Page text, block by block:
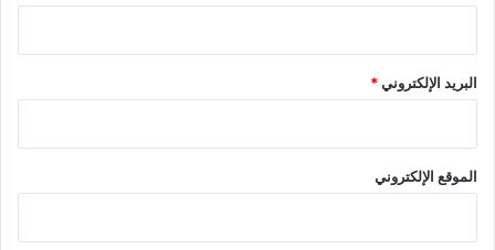
البريد الإلكتروني*
الموقع الإلكتروني